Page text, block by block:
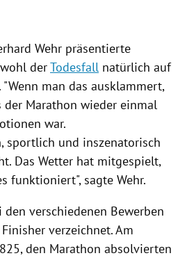
Wehr präsentierte
derTodesfall natürlich auf
man das ausklammert,
der Marathon wieder einmal
war.
sportlich und inszenatorisch
Das Wetter hat mitgespielt,
funktioniert", sagte Wehr.
verschiedenen Bewerben
verzeichnet. Am
den Marathon absolvierten